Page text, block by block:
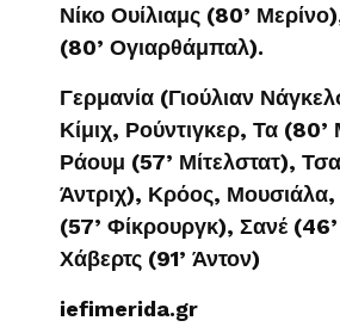
Νίκο Ουίλιαμς (80’
(80’ Ογιαρθάμπαλ).
Γερμανία (Γιούλιαν
Κίμιχ, Ρούντιγκερ, Τα (80’
Ράουμ (57’ Μίτελστατ),
Άντριχ), Κρόος, Μουσιάλα,
(57’ Φίκρουργκ), Σανέ (46’
Χάβερτς (91’ Άντον)
iefimerida.gr